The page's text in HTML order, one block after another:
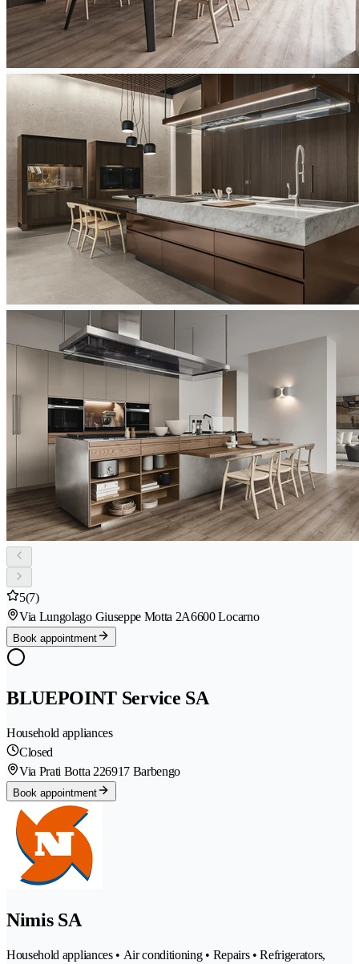
5(7)
Via Lungolago Giuseppe Motta 2A6600 Locarno
Book appointment
BLUEPOINT Service SA
Household appliances
Closed
Via Prati Botta 226917 Barbengo
Book appointment
Nimis SA
Household appliances • Air conditioning • Repairs • Refrigerators,